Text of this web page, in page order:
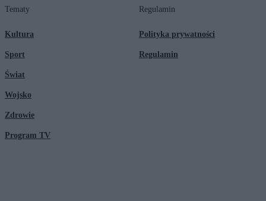
Tematy
Kultura
Sport
Świat
Wojsko
Zdrowie
Program TV
Regulamin
Polityka prywatności
Regulamin